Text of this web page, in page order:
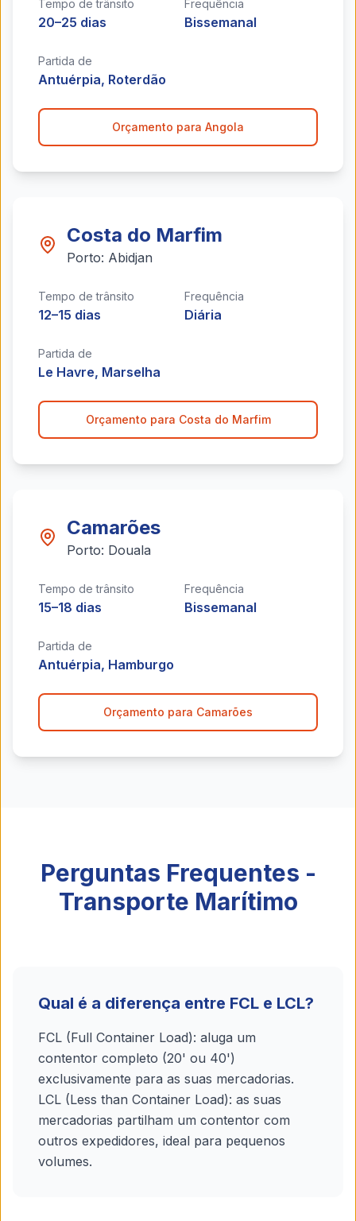
Tempo de trânsito
20–25 dias
Frequência
Bissemanal
Partida de
Antuérpia, Roterdão
Orçamento para Angola
Costa do Marfim
Porto: Abidjan
Tempo de trânsito
12–15 dias
Frequência
Diária
Partida de
Le Havre, Marselha
Orçamento para Costa do Marfim
Camarões
Porto: Douala
Tempo de trânsito
15–18 dias
Frequência
Bissemanal
Partida de
Antuérpia, Hamburgo
Orçamento para Camarões
Perguntas Frequentes -
Transporte Marítimo
Qual é a diferença entre FCL e LCL?
FCL (Full Container Load): aluga um
contentor completo (20' ou 40')
exclusivamente para as suas mercadorias.
LCL (Less than Container Load): as suas
mercadorias partilham um contentor com
outros expedidores, ideal para pequenos
volumes.